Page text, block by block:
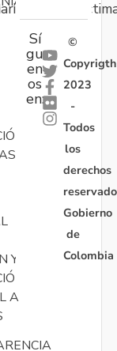
Y
A
Sí
gu
en
os
en:
©
Copyrigth
2023
-
Todos
los
derechos
Gobierno
de
Colombia